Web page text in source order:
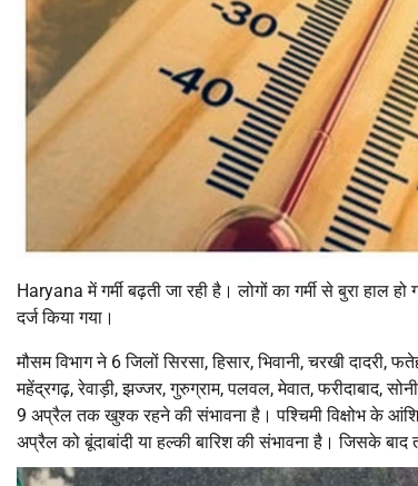
Haryana में गर्मी बढ़ती जा रही है। लोगों का गर्मी से बुरा हाल
दर्ज किया गया।
मौसम विभाग ने 6 जिलों सिरसा, हिसार, भिवानी, चरखी
महेंद्रगढ़, रेवाड़ी, झज्जर, गुरुग्राम, पलवल, मेवात, फरीदाबाद,
9 अप्रैल तक खुश्क रहने की संभावना है। पश्चिमी विक्षोभ के
अप्रैल को बूंदाबांदी या हल्की बारिश की संभावना है। जिसके